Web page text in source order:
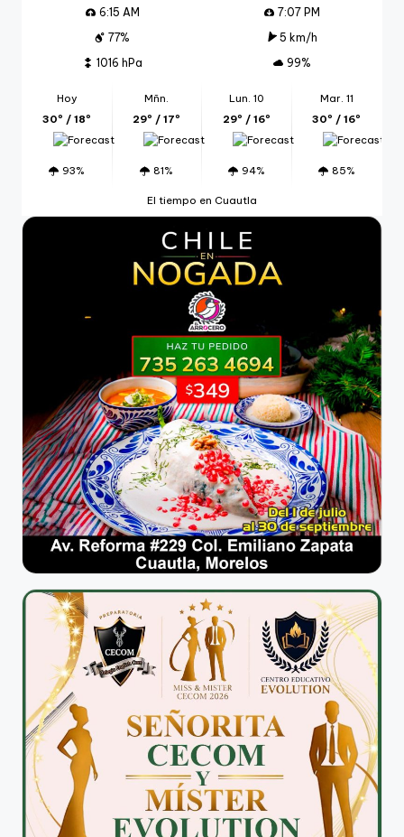
6:15 AM
7:07 PM
77%
5 km/h
1016 hPa
99%
Hoy
30º / 18º
93%
Mñn.
29º / 17º
81%
Lun. 10
29º / 16º
94%
Mar. 11
30º / 16º
85%
El tiempo en Cuautla